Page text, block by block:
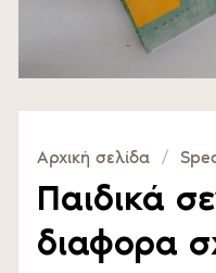
Αρχική σελίδα /
Παιδικά
διαφορα